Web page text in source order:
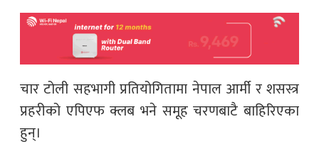
चार टोली सहभागी प्रतियोगितामा नेपाल आर्मी र शसस्त्र
प्रहरीको एपिएफ क्लब भने समूह चरणबाटै बाहिरिएका
हुन्।